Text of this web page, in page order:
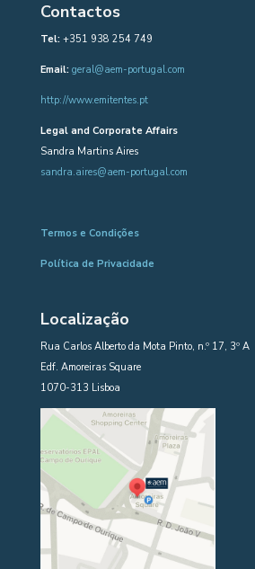
Contactos
Tel:+351 938 254 749
Email: geral@aem-portugal.com
http://www.emitentes.pt
Legal and Corporate Affairs
Sandra Martins Aires
sandra.aires@aem-portugal.com
Termos e Condições
Política de Privacidade
Localização
Rua Carlos Alberto da Mota Pinto, n.º 17, 3º A
Edf. Amoreiras Square
1070-313 Lisboa